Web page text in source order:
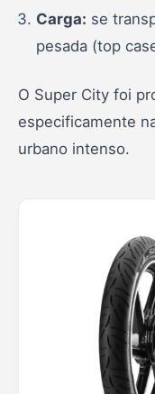
Carga: se
pesada (top
O Super City foi
especificamente
urbano intenso.